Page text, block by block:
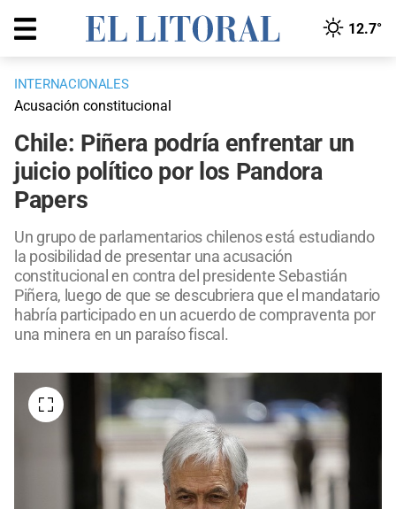
12.7°
INTERNACIONALES
Acusación constitucional
Chile: Piñera podría enfrentar un
juicio político por los Pandora
Papers
Un grupo de parlamentarios chilenos está estudiando
la posibilidad de presentar una acusación
constitucional en contra del presidente Sebastián
Piñera, luego de que se descubriera que el mandatario
habría participado en un acuerdo de compraventa por
una minera en un paraíso fiscal.